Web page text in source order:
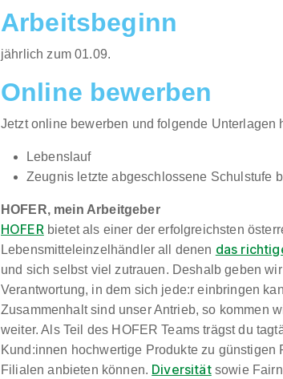
Arbeitsbeginn
jährlich zum 01.09.​
Online bewerben
Jetzt online bewerben und folgende Unterlagen
Lebenslauf
Zeugnis letzte abgeschlossene Schulstufe
HOFER, mein Arbeitgeber
HOFER bietet als einer der erfolgreichsten
Lebensmitteleinzelhändler all denen das
und sich selbst viel zutrauen. Deshalb geben
Verantwortung, in dem sich jede:r einbringen
Zusammenhalt sind unser Antrieb, so kommen
weiter. Als Teil des HOFER Teams trägst du
Kund:innen hochwertige Produkte zu günstigen
Filialen anbieten können. Diversitätsowie